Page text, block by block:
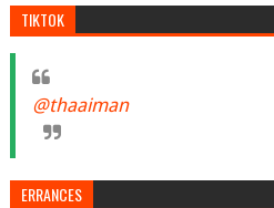
TIKTOK
@thaaiman
ERRANCES